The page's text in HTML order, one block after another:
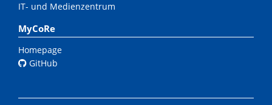
IT- und Medienzentrum
MyCoRe
Homepage
GitHub